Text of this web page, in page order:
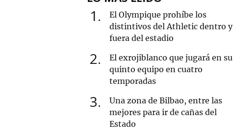
1
El Olympique prohíbe los
distintivos del Athletic dentro y
fuera del estadio
2
El exrojiblanco que jugará en su
quinto equipo en cuatro
temporadas
3
Una zona de Bilbao, entre las
mejores para ir de cañas del
Estado